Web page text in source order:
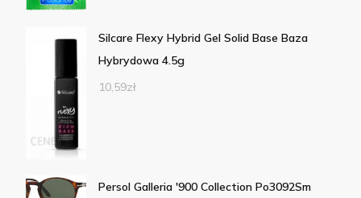
Silcare Flexy Hybrid Gel Solid Base Baza
Hybrydowa 4.5g
10,59zł
Persol Galleria '900 Collection Po3092Sm